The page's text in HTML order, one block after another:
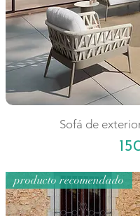
Sofá de
producto recomendado